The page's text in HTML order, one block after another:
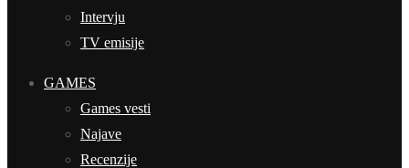
Intervju
TV emisije
GAMES
Games vesti
Najave
Recenzije